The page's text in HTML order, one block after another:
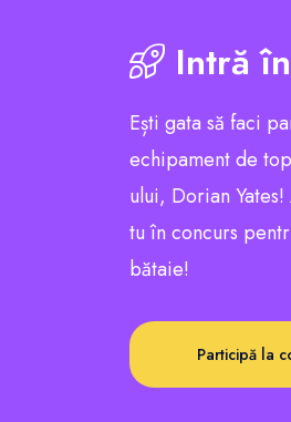
Intră
Ești gata să faci
echipament de
ului, Dorian
tu în concurs
bătaie!
Participă la